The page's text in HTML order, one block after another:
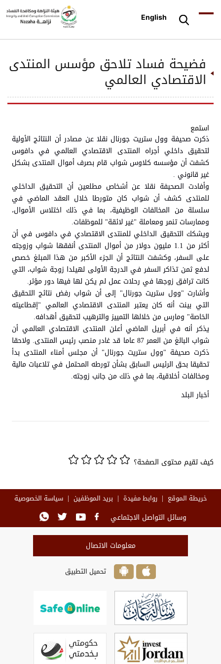
English
فضيحة فساد تلاحق مؤسس المنتدى
الاقتصادي العالمي
استمع
ذكرت صحيفة وول ستريت جورنال نقلا عن مصادر أن النتائج الأولية
لتحقيق داخلي أجراه المنتدى الاقتصادي العالمي في دافوس
كشفت أن مؤسسه كلاوس شواب قام بصرف أموال المنتدى بشكل
غير قانوني .
وأفادت الصحيفة نقلا عن أشخاص مطلعين أن التحقيق الداخلي
للمنتدى كشف أن شواب كان متورطا خلال العقد الماضي في
سلسلة من المخالفات الوظيفية، بما في ذلك اختلاس الأموال،
وممارسات تنمر ومعاملة "غير لائقة" للموظفات.
ويشكك التحقيق الداخلي للمنتدى الاقتصادي في دافوس في أن
أكثر من 1.1 مليون دولار من أموال المنتدى أنفقها شواب وزوجته
على السفر، وكشفت النتائج أن الجزء الأكبر من هذا المبلغ خصص
لدفع ثمن تذاكر السفر في الدرجة الأولى لهيلدا زوجة شواب، التي
كانت ترافق زوجها في رحلات عمل لم يكن لها فيها دور مؤثر.
وأشارت "وول ستريت جورنال" إلى أن شواب رفض نتائج التحقيق
التي بينت أنه كان يعتبر المنتدى الاقتصادي العالمي "إقطاعيته
الخاصة" ومارس من خلالها التمييز والترهيب لتحقيق أهدافه.
يذكر أنه في أبريل الماضي أعلن المنتدى الاقتصادي العالمي أن
شواب البالغ من العمر 87 عاما قد غادر منصب رئيس المنتدى. ولاحقا
ذكرت صحيفة "وول ستريت جورنال" أن مجلس أمناء المنتدى بدأ
تحقيقا بحق الرئيس السابق بشأن تورطه المحتمل في تلاعبات مالية
ومخالفات أخلاقية، بما في ذلك من جانب زوجته.
أخبار البلد
كيف تقيم محتوى الصفحة؟
خريطة الموقع روابط مفيدة بريد الموظفين سياسة الخصوصية
وسائل التواصل الاجتماعي
معلومات الاتصال
تحميل التطبيق